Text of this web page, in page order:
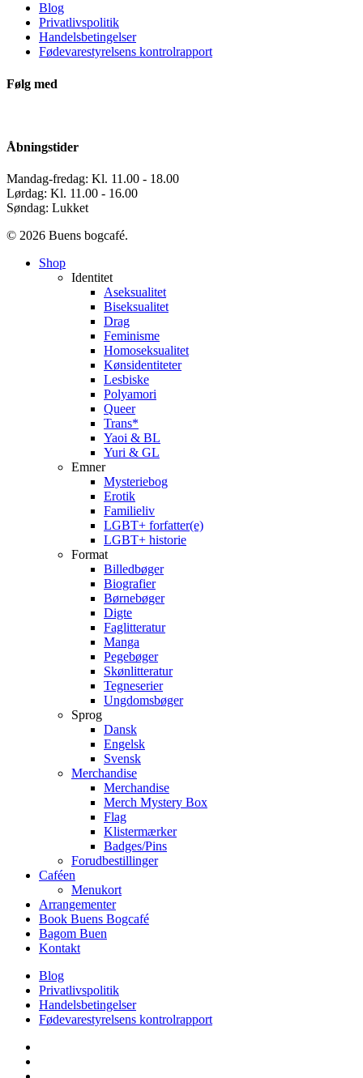
Blog
Privatlivspolitik
Handelsbetingelser
Fødevarestyrelsens kontrolrapport
Følg med
Åbningstider
Mandag-fredag: Kl. 11.00 - 18.00
Lørdag: Kl. 11.00 - 16.00
Søndag: Lukket
© 2026 Buens bogcafé.
Close
Shop
Identitet
Aseksualitet
Biseksualitet
Drag
Feminisme
Homoseksualitet
Kønsidentiteter
Lesbiske
Polyamori
Queer
Trans*
Yaoi & BL
Yuri & GL
Emner
Mysteriebog
Erotik
Familieliv
LGBT+ forfatter(e)
LGBT+ historie
Format
Billedbøger
Biografier
Børnebøger
Digte
Faglitteratur
Manga
Pegebøger
Skønlitteratur
Tegneserier
Ungdomsbøger
Sprog
Dansk
Engelsk
Svensk
Merchandise
Merchandise
Merch Mystery Box
Flag
Klistermærker
Badges/Pins
Forudbestillinger
Caféen
Menukort
Arrangementer
Book Buens Bogcafé
Bagom Buen
Kontakt
Blog
Privatlivspolitik
Handelsbetingelser
Fødevarestyrelsens kontrolrapport